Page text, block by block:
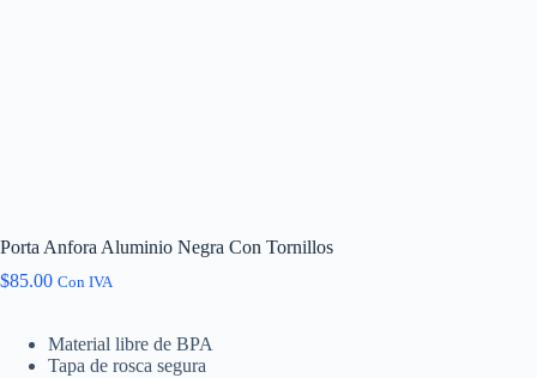
Porta Anfora Aluminio Negra Con Tornillos
$85.00 Con IVA
Material libre de BPA
Tapa de rosca segura